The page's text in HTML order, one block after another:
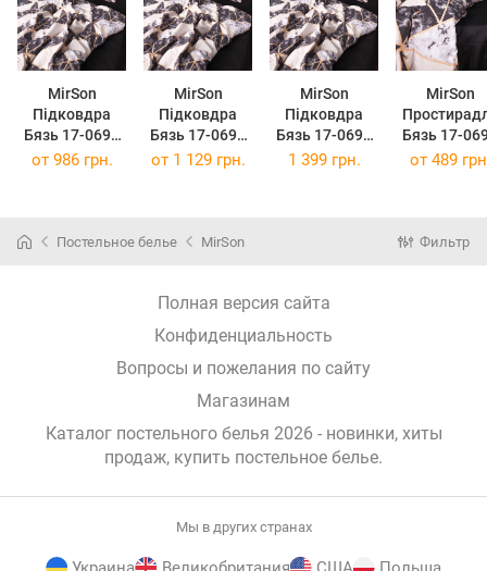
MirSon
Підковдра
Бязь 17-0693
Marbe Black
MirSon
Підковдра
Бязь 17-0693
Marbe Black
MirSon
Підковдра
Бязь 17-0693
Marbe Black
MirSon
Бязь 17-
Marbe
от 986 грн. от 1 129 грн. 1 399 грн. от 489
Постельное белье MirSon Фильтр
Полная версия сайта
Конфиденциальность
Вопросы и пожелания по сайту
Магазинам
Каталог постельного белья 2026 - новинки, хиты
продаж, купить постельное белье.
Мы в других странах